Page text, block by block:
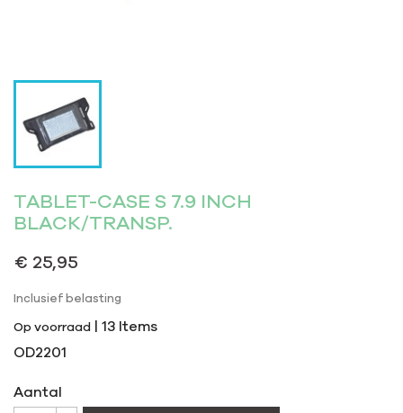
TABLET-CASE S 7.9 INCH
BLACK/TRANSP.
€ 25,95
Inclusief belasting
Op voorraad
13 Items
OD2201
Aantal